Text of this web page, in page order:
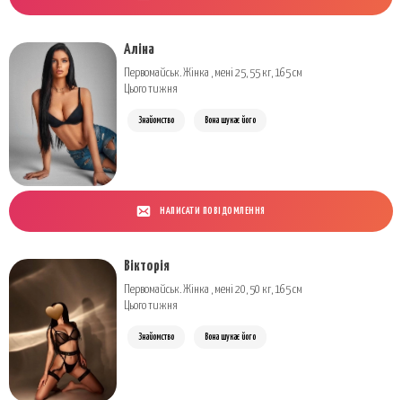
Аліна
Первомайськ. Жінка , мені 25, 55 кг, 165 см
Цього тижня
Знайомство Вона шукає його
НАПИСАТИ ПОВІДОМЛЕННЯ
Вікторія
Первомайськ. Жінка , мені 20, 50 кг, 165 см
Цього тижня
Знайомство Вона шукає його